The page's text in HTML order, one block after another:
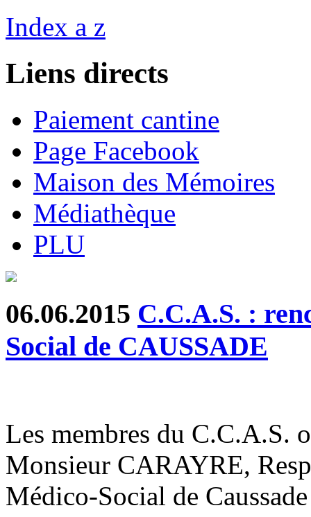
Index a z
Liens directs
Paiement cantine
Page Facebook
Maison des Mémoires
Médiathèque
PLU
06.06.2015 C.C.A.S. :
Social de CAUSSADE
Les membres du C.C.A.S.
Monsieur CARAYRE,
Médico-Social de